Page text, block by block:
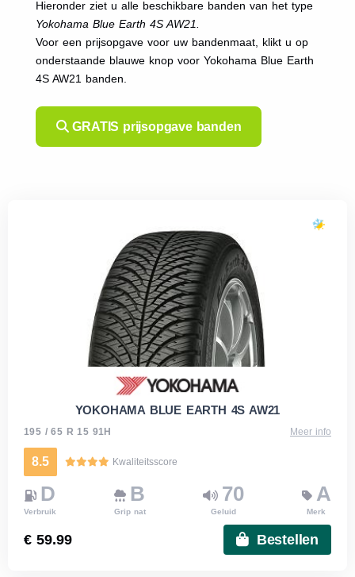
Hieronder ziet u alle beschikbare banden van het type
Yokohama Blue Earth 4S AW21.
Voor een prijsopgave voor uw bandenmaat, klikt u op
onderstaande blauwe knop voor Yokohama Blue Earth
4S AW21 banden.
GRATIS prijsopgave banden
YOKOHAMA BLUE EARTH 4S AW21
195 / 65 R 15 91H Meer info
8.5 Kwaliteitsscore
D
Verbruik
B
Grip nat
70
Geluid
A
Merk
€ 59.99 Bestellen